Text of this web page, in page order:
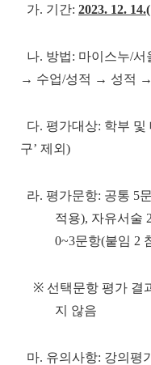
가. 기간: 2023. 12.
나. 방법: 마이스누/
→ 수업/성적 → 성적
다. 평가대상: 학부 및
구’ 제외)
라. 평가문항: 공통 5
적용), 자유서술
0~3문항(붙임 2
※ 선택문항 평가 결
지 않음
마. 유의사항: 강의평